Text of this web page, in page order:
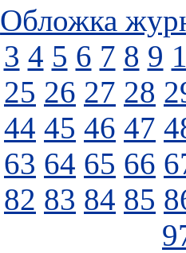
Обложка
3 4 5 6 7 8 9
25 26 27 28
44 45 46 47
63 64 65 66
82 83 84 85